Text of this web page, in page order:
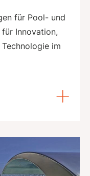
für Pool- und
Innovation,
im